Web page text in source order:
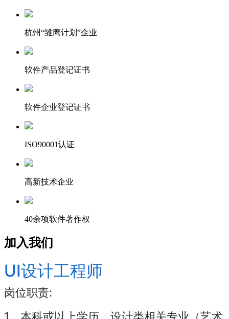
杭州“雏鹰计划”企业
软件产品登记证书
软件企业登记证书
ISO90001认证
高新技术企业
40余项软件著作权
加入我们
UI设计工程师
岗位职责: